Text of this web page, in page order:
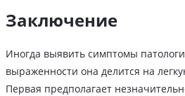
Заключение
Иногда выявить симптомы
выраженности она делится на
Первая предполагает